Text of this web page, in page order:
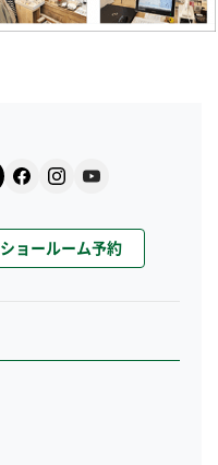
ショールーム予約